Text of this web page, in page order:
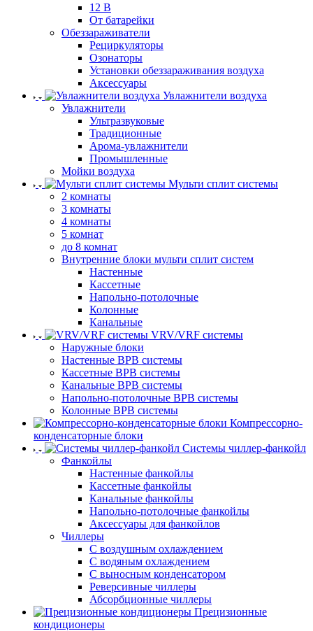
12 В
От батарейки
Обеззараживатели
Рециркуляторы
Озонаторы
Установки обеззараживания воздуха
Аксессуары
Увлажнители воздуха
Увлажнители
Ультразвуковые
Традиционные
Арома-увлажнители
Промышленные
Мойки воздуха
Мульти сплит системы
2 комнаты
3 комнаты
4 комнаты
5 комнат
до 8 комнат
Внутренние блоки мульти сплит систем
Настенные
Кассетные
Напольно-потолочные
Колонные
Канальные
VRV/VRF системы
Наружные блоки
Настенные ВРВ системы
Кассетные ВРВ системы
Канальные ВРВ системы
Напольно-потолочные ВРВ системы
Колонные ВРВ системы
Компрессорно-
конденсаторные блоки
Системы чиллер-фанкойл
Фанкойлы
Настенные фанкойлы
Кассетные фанкойлы
Канальные фанкойлы
Напольно-потолочные фанкойлы
Аксессуары для фанкойлов
Чиллеры
С воздушным охлаждением
С водяным охлаждением
С выносным конденсатором
Реверсивные чиллеры
Абсорбционные чиллеры
Прецизионные
кондиционеры